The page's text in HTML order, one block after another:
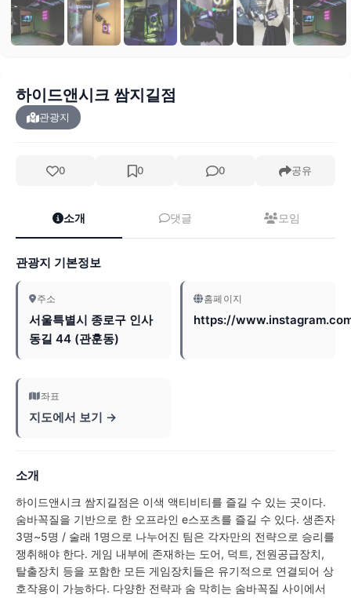
하이드앤시크 쌈지길점
관광지
0 0 0 공유
소개 댓글 모임
관광지 기본정보
주소
서울특별시 종로구 인사
동길 44 (관훈동)
홈페이지
https://
좌표
지도에서 보기 →
소개
하이드앤시크 쌈지길점은 이색 액티비티를 즐길 수 있는 곳이다.
숨바꼭질을 기반으로 한 오프라인 e스포츠를 즐길 수 있다. 생존자
3명~5명 / 술래 1명으로 나누어진 팀은 각자만의 전략으로 승리를
쟁취해야 한다. 게임 내부에 존재하는 도어, 덕트, 전원공급장치,
탈출장치 등을 포함한 모든 게임장치들은 유기적으로 연결되어 상
호작용이 가능하다. 다양한 전략과 숨 막히는 숨바꼭질 사이에서